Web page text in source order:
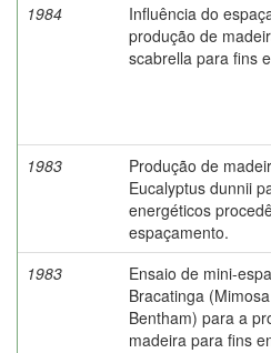
1984
Influência do
produção de
scabrella para fins
1983
Produção de
Eucalyptus dunnii
energéticos
espaçamento.
1983
Ensaio de mini-
Bracatinga
Bentham) para a
madeira para fins